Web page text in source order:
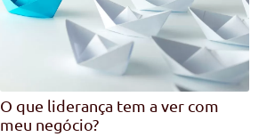
O que liderança tem a ver com
meu negócio?